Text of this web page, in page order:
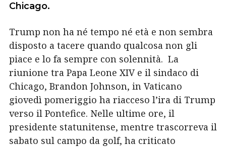
Chicago.
Trump non ha né tempo né età e non sembra
disposto a tacere quando qualcosa non gli
piace e lo fa sempre con solennità. La
riunione tra Papa Leone XIV e il sindaco di
Chicago, Brandon Johnson, in Vaticano
giovedì pomeriggio ha riacceso l’ira di Trump
verso il Pontefice. Nelle ultime ore, il
presidente statunitense, mentre trascorreva il
sabato sul campo da golf, ha criticato